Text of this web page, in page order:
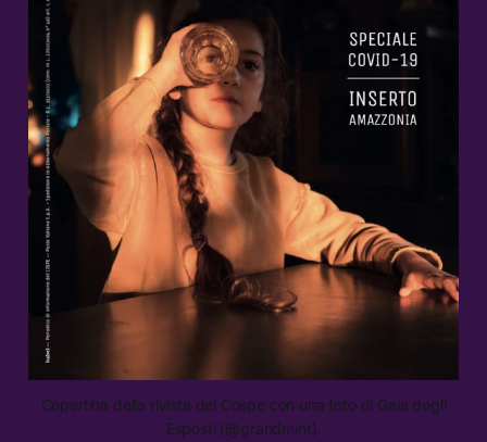
Copertina della rivista del Cospe con una foto di Gaia degli
Esposti (@grandmint).